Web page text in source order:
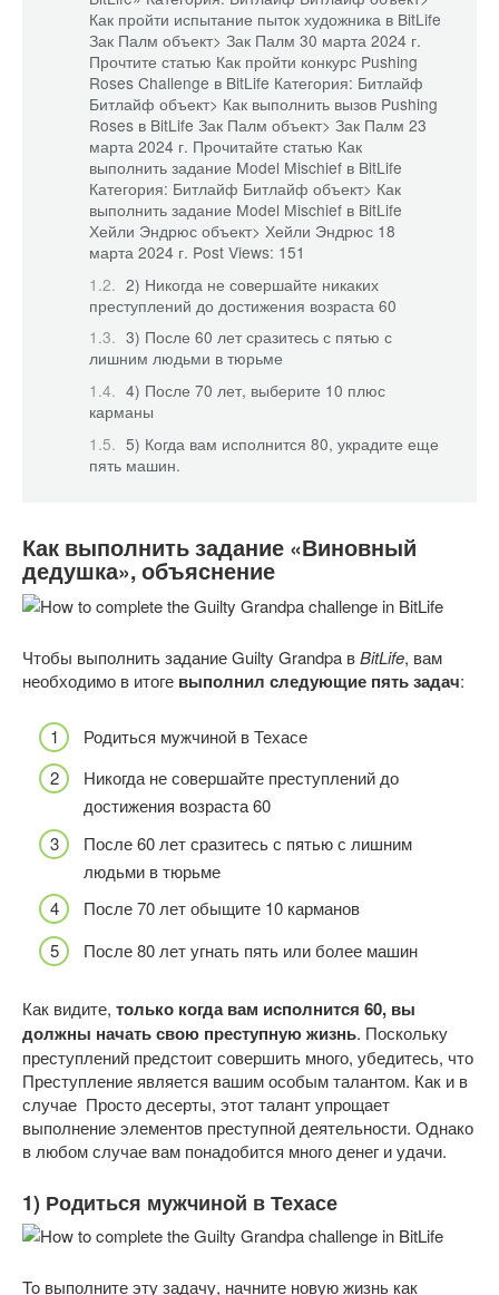
Как пройти испытание пыток художника в BitLife
Зак Палм объект> Зак Палм 30 марта 2024 г.
Прочтите статью Как пройти конкурс Pushing
Roses Challenge в BitLife Категория: Битлайф
Битлайф объект> Как выполнить вызов Pushing
Roses в BitLife Зак Палм объект> Зак Палм 23
марта 2024 г. Прочитайте статью Как
выполнить задание Model Mischief в BitLife
Категория: Битлайф Битлайф объект> Как
выполнить задание Model Mischief в BitLife
Хейли Эндрюс объект> Хейли Эндрюс 18
марта 2024 г. Post Views: 151
2) Никогда не совершайте никаких
преступлений до достижения возраста 60
3) После 60 лет сразитесь с пятью с
лишним людьми в тюрьме
4) После 70 лет, выберите 10 плюс
карманы
5) Когда вам исполнится 80, украдите еще
пять машин.
Как выполнить задание «Виновный
дедушка», объяснение
Чтобы выполнить задание Guilty Grandpa вBitLife, вам
необходимо в итоге выполнил следующие пять задач:
Родиться мужчиной в Техасе
Никогда не совершайте преступлений до
достижения возраста 60
После 60 лет сразитесь с пятью с лишним
людьми в тюрьме
После 70 лет обыщите 10 карманов
После 80 лет угнать пять или более машин
Как видите, только когда вам исполнится 60, вы
должны начать свою преступную жизнь. Поскольку
преступлений предстоит совершить много, убедитесь, что
Преступление является вашим особым талантом. Как и в
случае Просто десерты, этот талант упрощает
выполнение элементов преступной деятельности. Однако
в любом случае вам понадобится много денег и удачи.
1) Родиться мужчиной в Техасе
To выполните эту задачу, начните новую жизнь как